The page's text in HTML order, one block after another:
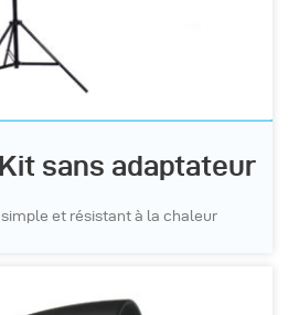
sans adaptateur
simple et résistant à la chaleur